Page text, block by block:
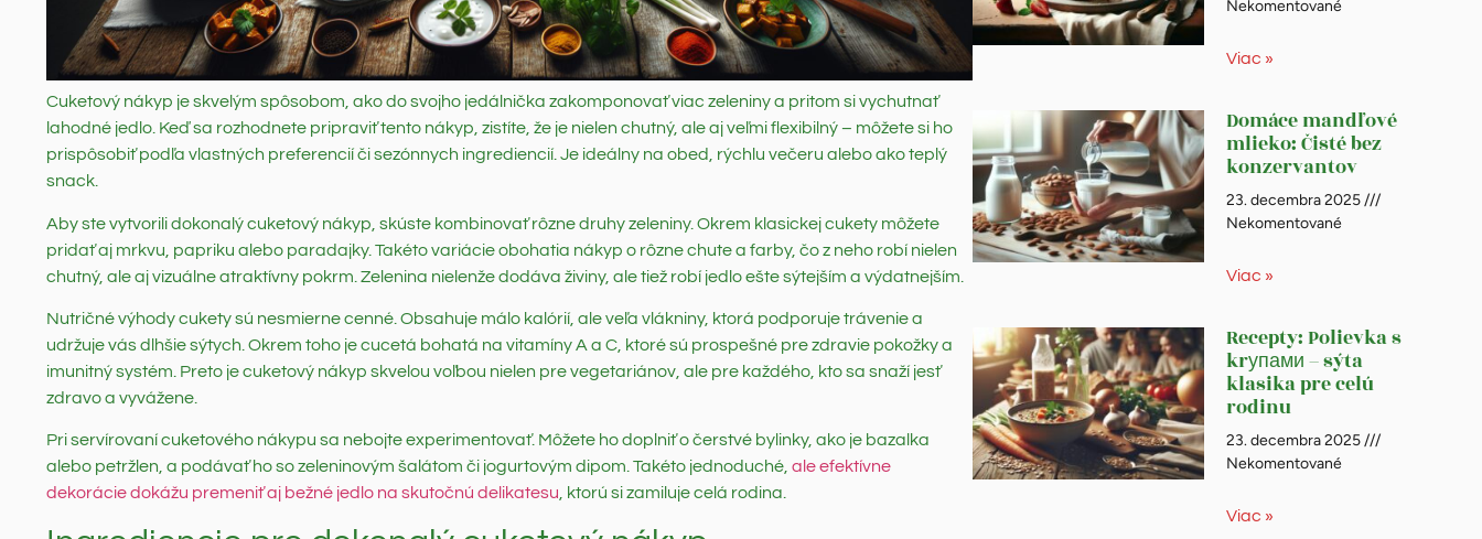
Cuketový nákyp je skvelým spôsobom, ako do svojho jedálnička zakomponovať viac zeleniny a pritom si vychutnať
lahodné jedlo. Keď sa rozhodnete pripraviť tento nákyp, zistíte, že je nielen chutný, ale aj veľmi flexibilný – môžete si ho
prispôsobiť podľa vlastných preferencií či sezónnych ingrediencií. Je ideálny na obed, rýchlu večeru alebo ako teplý
snack.
Aby ste vytvorili dokonalý cuketový nákyp, skúste kombinovať rôzne druhy zeleniny. Okrem klasickej cukety môžete
pridať aj mrkvu, papriku alebo paradajky. Takéto variácie obohatia nákyp o rôzne chute a farby, čo z neho robí nielen
chutný, ale aj vizuálne atraktívny pokrm. Zelenina nielenže dodáva živiny, ale tiež robí jedlo ešte sýtejším a výdatnejším.
Nutričné výhody cukety sú nesmierne cenné. Obsahuje málo kalórií, ale veľa vlákniny, ktorá podporuje trávenie a
udržuje vás dlhšie sýtych. Okrem toho je cucetá bohatá na vitamíny A a C, ktoré sú prospešné pre zdravie pokožky a
imunitný systém. Preto je cuketový nákyp skvelou voľbou nielen pre vegetariánov, ale pre každého, kto sa snaží jesť
zdravo a vyvážene.
Pri servírovaní cuketového nákypu sa nebojte experimentovať. Môžete ho doplniť o čerstvé bylinky, ako je bazalka
alebo petržlen, a podávať ho so zeleninovým šalátom či jogurtovým dipom. Takéto jednoduché, ale efektívne
dekorácie dokážu premeniť aj bežné jedlo na skutočnú delikatesu, ktorú si zamiluje celá rodina.
Nekomentované
Viac »
Domáce mandľové
mlieko: Čisté bez
konzervantov
23. decembra 2025
Nekomentované
Viac »
Recepty: Polievka s
krупами – sýta
klasika pre celú
rodinu
23. decembra 2025
Nekomentované
Viac »